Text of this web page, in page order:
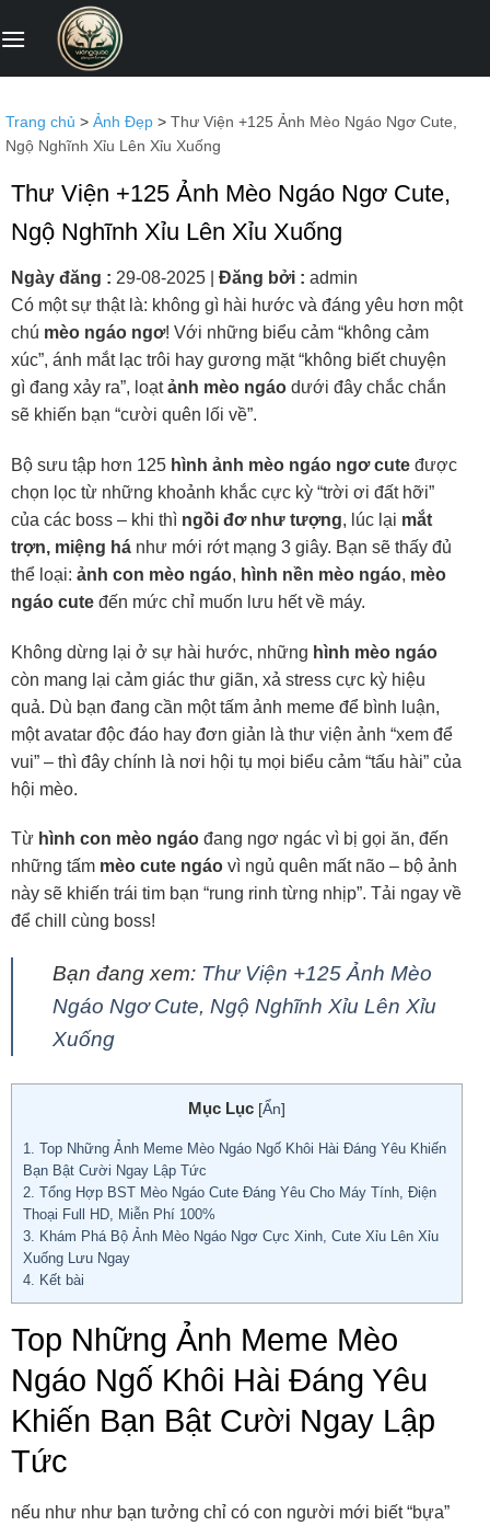
qua
Trang chủ > Ảnh Đẹp > Thư Viện +125 Ảnh Mèo Ngáo Ngơ Cute,
Ngộ Nghĩnh Xỉu Lên Xỉu Xuống
Thư Viện +125 Ảnh Mèo Ngáo Ngơ Cute,
Ngộ Nghĩnh Xỉu Lên Xỉu Xuống
Ngày đăng : 29-08-2025 Đăng bởi : admin
Có một sự thật là: không gì hài hước và đáng yêu hơn một
chú mèo ngáo ngơ! Với những biểu cảm “không cảm
xúc”, ánh mắt lạc trôi hay gương mặt “không biết chuyện
gì đang xảy ra”, loạtảnh mèo ngáo dưới đây chắc chắn
sẽ khiến bạn “cười quên lối về”.
Bộ sưu tập hơn 125 hình ảnh mèo ngáo ngơ cute được
chọn lọc từ những khoảnh khắc cực kỳ “trời ơi đất hỡi”
của các boss – khi thì ngồi đơ như tượng, lúc lại mắt
trợn, miệng há như mới rớt mạng 3 giây. Bạn sẽ thấy đủ
thể loại: ảnh con mèo ngáo, hình nền mèo ngáo, mèo
ngáo cute đến mức chỉ muốn lưu hết về máy.
Không dừng lại ở sự hài hước, những hình mèo ngáo
còn mang lại cảm giác thư giãn, xả stress cực kỳ hiệu
quả. Dù bạn đang cần một tấm ảnh meme để bình luận,
một avatar độc đáo hay đơn giản là thư viện ảnh “xem để
vui” – thì đây chính là nơi hội tụ mọi biểu cảm “tấu hài” của
hội mèo.
Từ hình con mèo ngáo đang ngơ ngác vì bị gọi ăn, đến
những tấm mèo cute ngáo vì ngủ quên mất não – bộ ảnh
này sẽ khiến trái tim bạn “rung rinh từng nhịp”. Tải ngay về
để chill cùng boss!
Bạn đang xem: Thư Viện +125 Ảnh Mèo
Ngáo Ngơ Cute, Ngộ Nghĩnh Xỉu Lên Xỉu
Xuống
Mục Lục [Ẩn]
1. Top Những Ảnh Meme Mèo Ngáo Ngố Khôi Hài Đáng Yêu Khiến
Bạn Bật Cười Ngay Lập Tức
2. Tổng Hợp BST Mèo Ngáo Cute Đáng Yêu Cho Máy Tính, Điện
Thoại Full HD, Miễn Phí 100%
3. Khám Phá Bộ Ảnh Mèo Ngáo Ngơ Cực Xinh, Cute Xỉu Lên Xỉu
Xuống Lưu Ngay
4. Kết bài
Top Những Ảnh Meme Mèo
Ngáo Ngố Khôi Hài Đáng Yêu
Khiến Bạn Bật Cười Ngay Lập
Tức
nếu như như bạn tưởng chỉ có con người mới biết “bựa”